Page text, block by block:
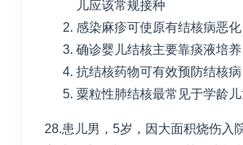
儿应该常规接种
感染麻疹可使原有结核病恶化
确诊婴儿结核主要靠痰液培养
抗结核药物可有效预防结核病
粟粒性肺结核最常见于学龄
28.患儿男， 5岁，因大面积烧伤入